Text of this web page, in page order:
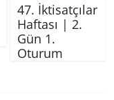
47. İktisatçılar
Haftası | 2.
Gün 1.
Oturum